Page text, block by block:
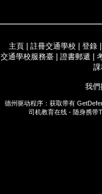
主頁 註冊交通學校 登錄
交通學校服務臺
證書郵遞
我們
德州驱动程序：获取带有
司机教育在线 - 随身携带